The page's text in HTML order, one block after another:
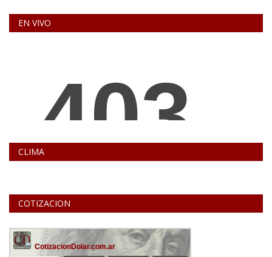
EN VIVO
CLIMA
COTIZACION